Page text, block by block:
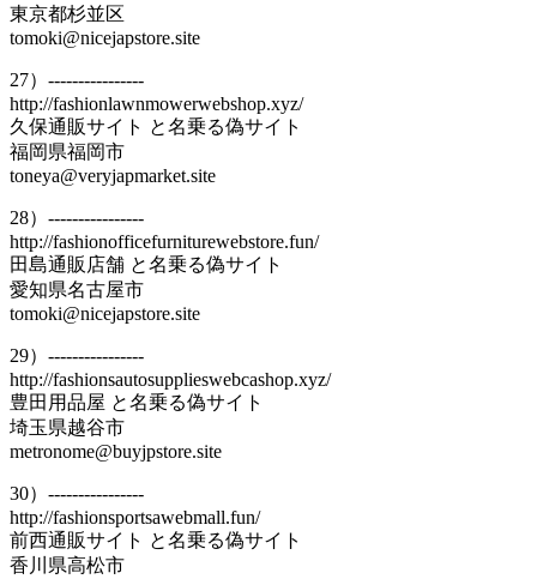
東京都杉並区
tomoki@nicejapstore.site
27）----------------
http://fashionlawnmowerwebshop.xyz/
久保通販サイト と名乗る偽サイト
福岡県福岡市
toneya@veryjapmarket.site
28）----------------
http://fashionofficefurniturewebstore.fun/
田島通販店舗 と名乗る偽サイト
愛知県名古屋市
tomoki@nicejapstore.site
29）----------------
http://fashionsautosupplieswebcashop.xyz/
豊田用品屋 と名乗る偽サイト
埼玉県越谷市
metronome@buyjpstore.site
30）----------------
http://fashionsportsawebmall.fun/
前西通販サイト と名乗る偽サイト
香川県高松市